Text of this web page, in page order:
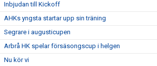
Inbjudan till Kickoff
AHKs yngsta startar upp sin träning
Segrare i augusticupen
Arbrå HK spelar försäsongscup i helgen
Nu kör vi